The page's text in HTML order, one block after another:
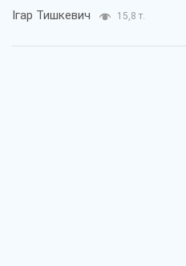
Ігар Тишкевич 15,8 т.